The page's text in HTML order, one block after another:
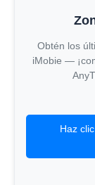
Obtén los
iMobie —
Haz